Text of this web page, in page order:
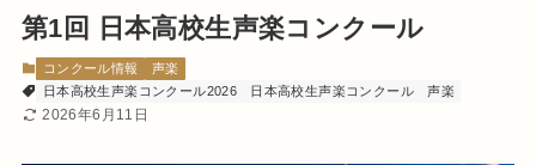
第1回 日本高校生声楽コンクール
コンクール情報
声楽
日本高校生声楽コンクール2026
日本高校生声楽コンクール 声楽
2026年6月11日